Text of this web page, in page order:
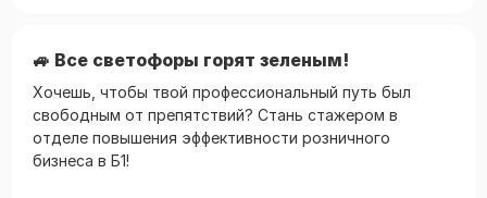
🚙 Все светофоры горят зеленым!
Хочешь, чтобы твой профессиональный путь был
свободным от препятствий? Стань стажером в
отделе повышения эффективности розничного
бизнеса в Б1!